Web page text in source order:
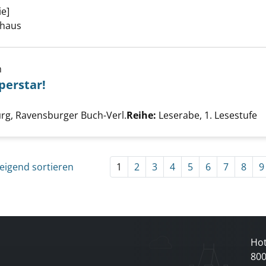
wird Superstar! anzeigen
Ravensburger Buch-Verl.Reihe: Leserabe, 1. Lesestufe
sortieren 1 2 3 4 5 6 7 8 9
800